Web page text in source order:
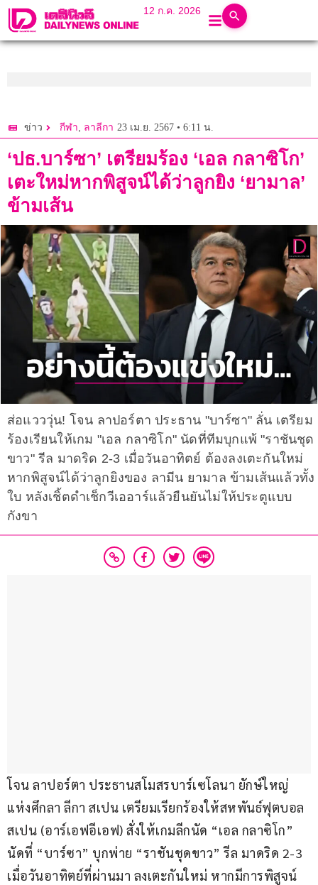
12 ก.ค. 2026
ข่าว กีฬา, ลาลีกา 23 เม.ย. 2567 • 6:11 น.
‘ปธ.บาร์ซา’ เตรียมร้อง ‘เอล กลาซิโก’
เตะใหม่หากพิสูจน์ได้ว่าลูกยิง ‘ยามาล’
ข้ามเส้น
ส่อแวววุ่น! โจน ลาปอร์ตา ประธาน "บาร์ซา" ลั่น เตรียม
ร้องเรียนให้เกม "เอล กลาซิโก" นัดที่ทีมบุกแพ้ "ราชันชุด
ขาว" รีล มาดริด 2-3 เมื่อวันอาทิตย์ ต้องลงเตะกันใหม่
หากพิสูจน์ได้ว่าลูกยิงของ ลามีน ยามาล ข้ามเส้นแล้วทั้ง
ใบ หลังเชิ้ตดำเช็กวีเออาร์แล้วยืนยันไม่ให้ประตูแบบ
กังขา
โจน ลาปอร์ตา ประธานสโมสรบาร์เซโลนา ยักษ์ใหญ่
แห่งศึกลา ลีกา สเปน เตรียมเรียกร้องให้สหพันธ์ฟุตบอล
สเปน (อาร์เอฟอีเอฟ) สั่งให้เกมลีกนัด “เอล กลาซิโก”
นัดที่ “บาร์ซา” บุกพ่าย “ราชันชุดขาว” รีล มาดริด 2-3
เมื่อวันอาทิตย์ที่ผ่านมา ลงเตะกันใหม่ หากมีการพิสูจน์